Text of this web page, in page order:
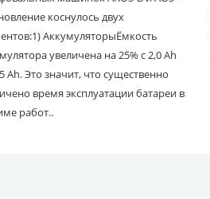
коснулось двух
АккумуляторыЁмкость
увеличена на 25% с 2,0 Ah
Ah. Это значит, что существенно
время эксплуатации батареи в
работ..